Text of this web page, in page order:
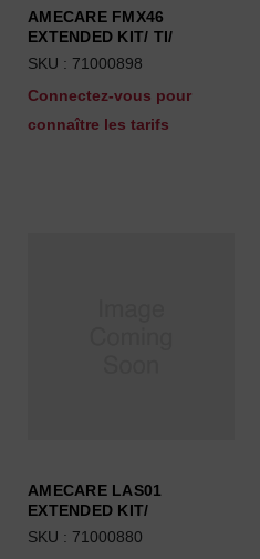
AMECARE FMX46
EXTENDED KIT/ TI/
SKU : 71000898
Connectez-vous pour
connaître les tarifs
AMECARE LAS01
EXTENDED KIT/
SKU : 71000880